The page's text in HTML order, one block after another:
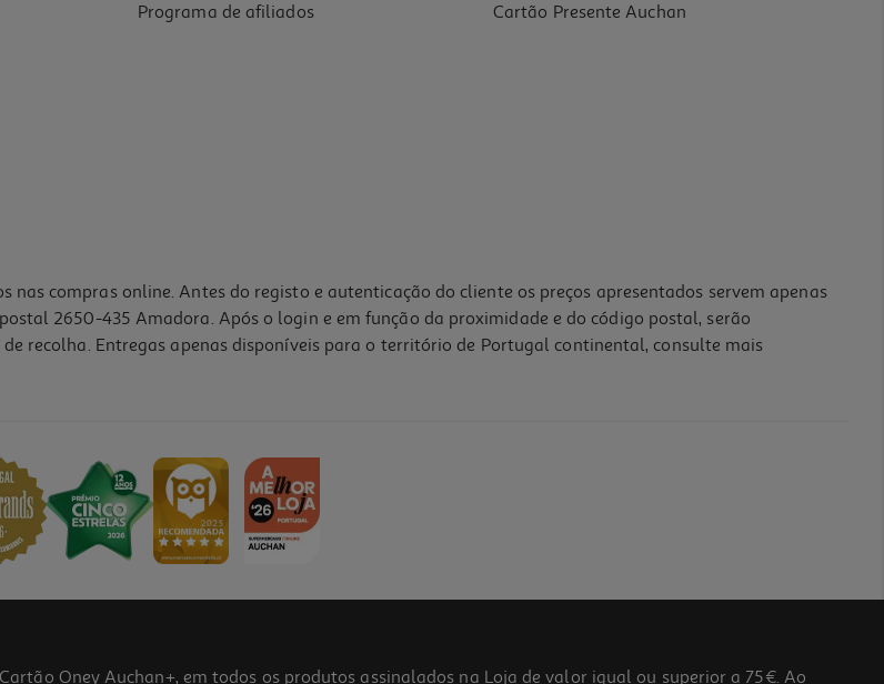
Programa de afiliados
Cartão Presente Auchan
compras online. Antes do registo e autenticação do cliente os preços apresentados servem apenas
2650-435 Amadora. Após o login e em função da proximidade e do código postal, serão
recolha. Entregas apenas disponíveis para o território de Portugal continental, consulte mais
Oney Auchan+, em todos os produtos assinalados na Loja de valor igual ou superior a 75€. Ao